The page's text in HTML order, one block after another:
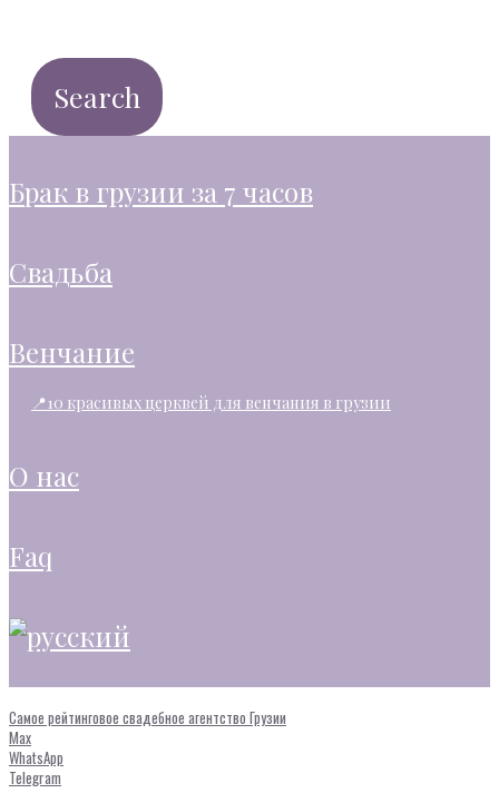
брак в грузии за 7 часов
свадьба
венчание
📍10 красивых церквей для венчания в грузии
о нас
faq
Самое рейтинговое свадебное агентство Грузии
Max
WhatsApp
Telegram